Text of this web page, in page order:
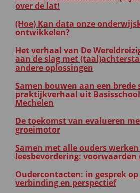
over de lat!
(Hoe) Kan data onze
ontwikkelen?
Het verhaal van De
aan de slag met
andere oplossingen
Samen bouwen aan een brede
praktijkverhaal uit
Mechelen
De toekomst van evalueren
groeimotor
Samen met alle ouders
leesbevordering:
Oudercontacten: in gesprek
verbinding en perspectief